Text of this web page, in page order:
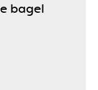
bagel